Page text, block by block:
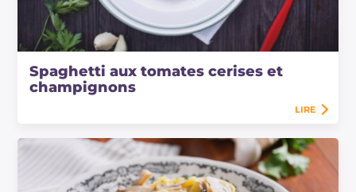
Spaghetti aux tomates cerises et
champignons
LIRE